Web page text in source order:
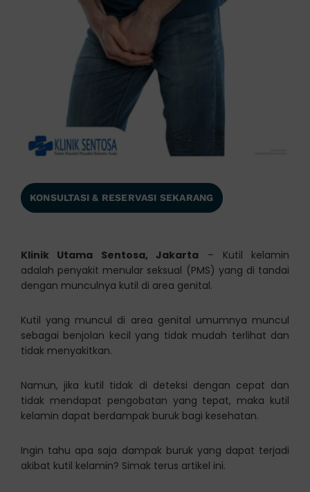
KONSULTASI & RESERVASI SEKARANG
Klinik Utama Sentosa, Jakarta – Kutil kelamin
adalah penyakit menular seksual (PMS) yang di tandai
dengan munculnya kutil di area genital.
Kutil yang muncul di area genital umumnya muncul
sebagai benjolan kecil yang tidak mudah terlihat dan
tidak menyakitkan.
Namun, jika kutil tidak di deteksi dengan cepat dan
tidak mendapat pengobatan yang tepat, maka kutil
kelamin dapat berdampak buruk bagi kesehatan.
Ingin tahu apa saja dampak buruk yang dapat terjadi
akibat kutil kelamin? Simak terus artikel ini.